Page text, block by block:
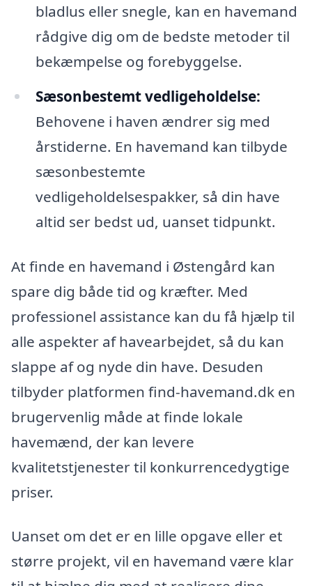
bladlus eller snegle, kan en havemand
rådgive dig om de bedste metoder til
bekæmpelse og forebyggelse.
Sæsonbestemt vedligeholdelse:
Behovene i haven ændrer sig med
årstiderne. En havemand kan tilbyde
sæsonbestemte
vedligeholdelsespakker, så din have
altid ser bedst ud, uanset tidpunkt.
At finde en havemand i Østengård kan
spare dig både tid og kræfter. Med
professionel assistance kan du få hjælp til
alle aspekter af havearbejdet, så du kan
slappe af og nyde din have. Desuden
tilbyder platformen find-havemand.dk en
brugervenlig måde at finde lokale
havemænd, der kan levere
kvalitetstjenester til konkurrencedygtige
priser.
Uanset om det er en lille opgave eller et
større projekt, vil en havemand være klar